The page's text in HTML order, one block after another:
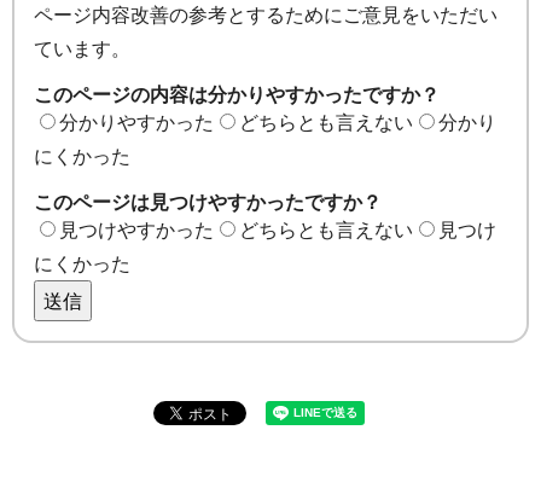
ページ内容改善の参考とするためにご意見をいただい
ています。
このページの内容は分かりやすかったですか？
分かりやすかった
どちらとも言えない
分かり
にくかった
このページは見つけやすかったですか？
見つけやすかった
どちらとも言えない
見つけ
にくかった
送信